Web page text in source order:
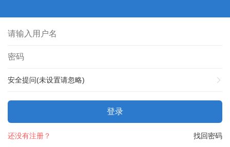
安全提问(未设置请忽略)
登录
找回密码
还没有注册？